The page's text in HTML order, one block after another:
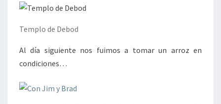
Templo de Debod
Al día siguiente nos fuimos a tomar un arroz en
condiciones…